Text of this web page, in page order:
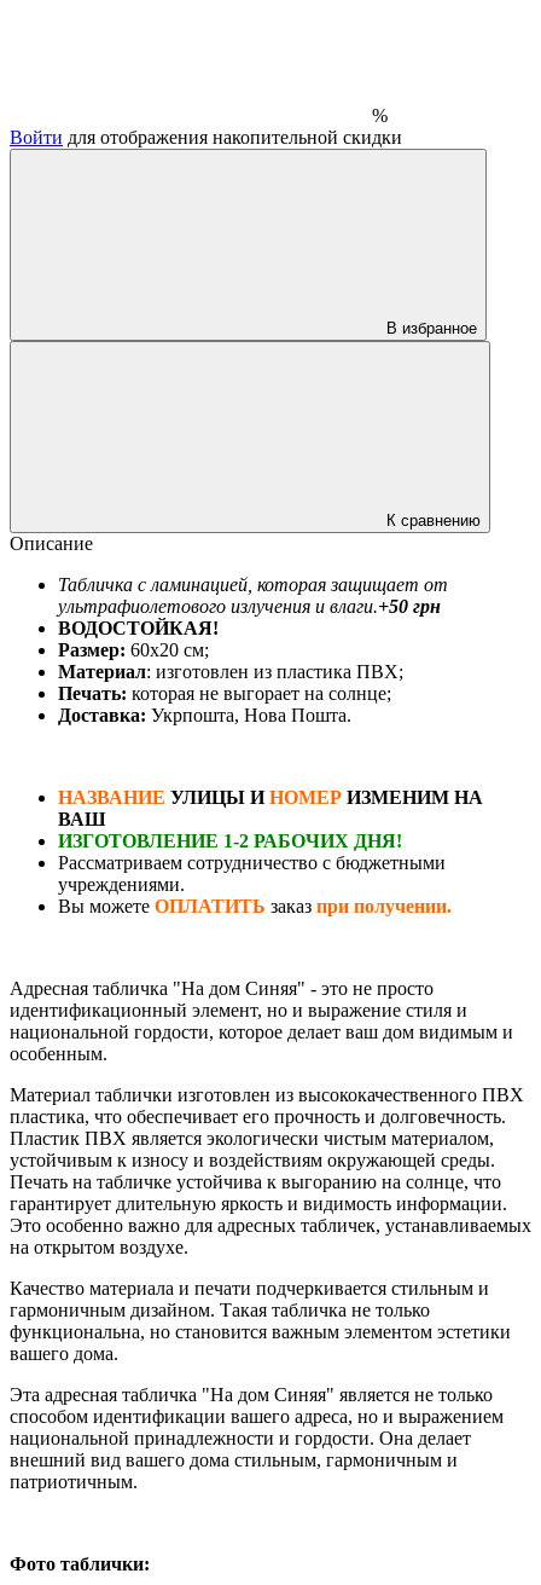
%
Войти для отображения накопительной скидки
В избранное
К сравнению
Описание
Табличка с ламинацией, которая защищает от
ультрафиолетового излучения и влаги.+50 грн
ВОДОСТОЙКАЯ!
Размер: 60х20 см;
Материал: изготовлен из пластика ПВХ;
Печать: которая не выгорает на солнце;
Доставка: Укрпошта, Нова Пошта.
НАЗВАНИЕ УЛИЦЫ ИНОМЕР ИЗМЕНИМ НА
ВАШ
ИЗГОТОВЛЕНИЕ 1-2 РАБОЧИХ ДНЯ!
Рассматриваем сотрудничество с бюджетными
учреждениями.
Вы можете ОПЛАТИТЬ заказ при получении.
Адресная табличка "На дом Синяя" - это не просто
идентификационный элемент, но и выражение стиля и
национальной гордости, которое делает ваш дом видимым и
особенным.
Материал таблички изготовлен из высококачественного ПВХ
пластика, что обеспечивает его прочность и долговечность.
Пластик ПВХ является экологически чистым материалом,
устойчивым к износу и воздействиям окружающей среды.
Печать на табличке устойчива к выгоранию на солнце, что
гарантирует длительную яркость и видимость информации.
Это особенно важно для адресных табличек, устанавливаемых
на открытом воздухе.
Качество материала и печати подчеркивается стильным и
гармоничным дизайном. Такая табличка не только
функциональна, но становится важным элементом эстетики
вашего дома.
Эта адресная табличка "На дом Синяя" является не только
способом идентификации вашего адреса, но и выражением
национальной принадлежности и гордости. Она делает
внешний вид вашего дома стильным, гармоничным и
патриотичным.
Фото таблички: